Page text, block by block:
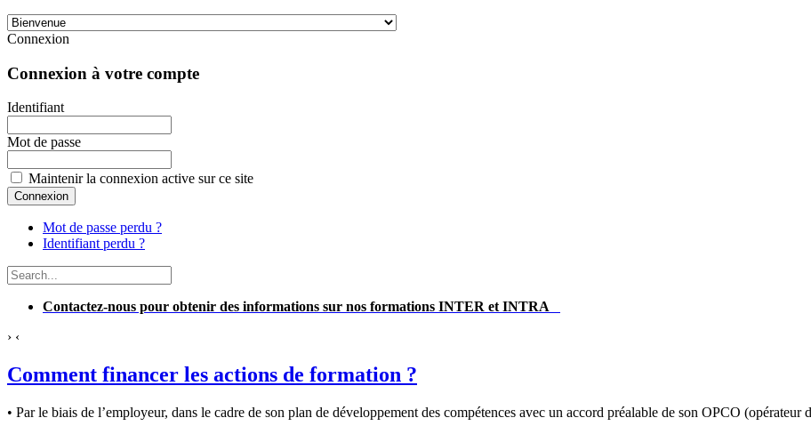
Connexion
Connexion à votre compte
Identifiant
Mot de passe
Maintenir la connexion active sur ce site
Mot de passe perdu ?
Identifiant perdu ?
Contactez-nous pour obtenir des informations sur nos formations INTER et INTRA
› ‹
Comment financer les actions de formation ?
• Par le biais de l’employeur, dans le cadre de son plan de développement des compétences avec un accord préalable de son OPCO